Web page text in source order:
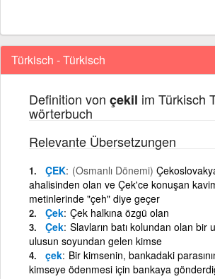
Türkisch - Türkisch
Definition von çekil im Türkisch
wörterbuch
Relevante Übersetzungen
ÇEK (Osmanlı Dönemi)
ahalisinden olan ve Çek'ce konuşan
metinlerinde "çeh" diye geçer
Çek Çek halkına özgü olan
Çek Slavların batı kolundan olan bir
ulusun soyundan gelen kimse
çek Bir kimsenin, bankadaki
kimseye ödenmesi için bankaya